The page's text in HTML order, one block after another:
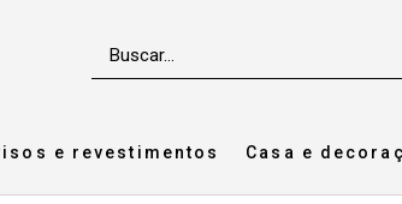
e revestimentos Casa e